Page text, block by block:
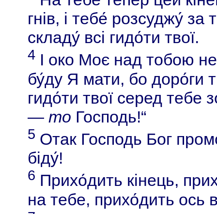
гнів, і тебе́ розсуджу́ за
складу́ всі гидо́ти твої.
4 І око Моє над тобою
бу́ду Я мати, бо доро́ги
гидо́ти твої серед тебе
—то Господь!“
5 Отак Господь Бог
біду́!
6 Прихо́дить кінець,
на тебе, прихо́дить ось